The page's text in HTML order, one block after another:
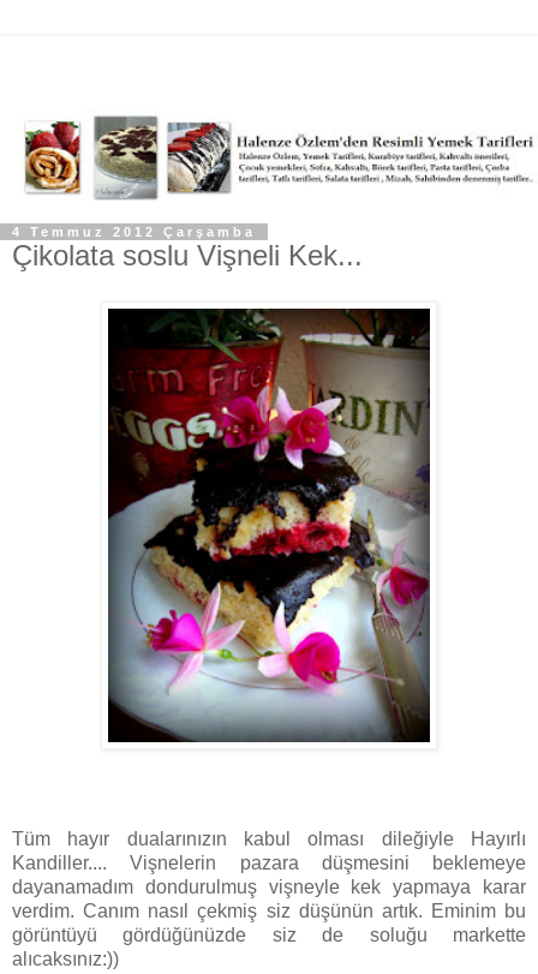
4 Temmuz 2012 Çarşamba
Çikolata soslu Vişneli Kek...
Tüm hayır dualarınızın kabul olması dileğiyle Hayırlı
Kandiller.... Vişnelerin pazara düşmesini beklemeye
dayanamadım dondurulmuş vişneyle kek yapmaya karar
verdim. Canım nasıl çekmiş siz düşünün artık. Eminim bu
görüntüyü gördüğünüzde siz de soluğu markette
alıcaksınız:))